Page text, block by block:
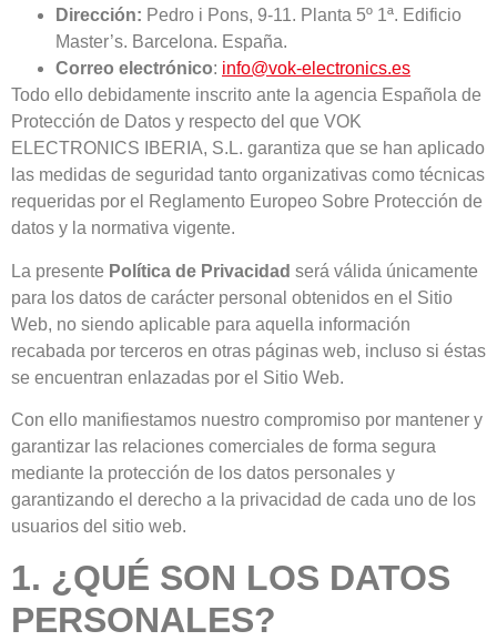
Dirección: Pedro i Pons, 9-11. Planta 5º 1ª. Edificio
Master’s. Barcelona. España.
Correo electrónico: info@vok-electronics.es
Todo ello debidamente inscrito ante la agencia Española de
Protección de Datos y respecto del que VOK
ELECTRONICS IBERIA, S.L. garantiza que se han aplicado
las medidas de seguridad tanto organizativas como técnicas
requeridas por el Reglamento Europeo Sobre Protección de
datos y la normativa vigente.
La presente Política de Privacidad será válida únicamente
para los datos de carácter personal obtenidos en el Sitio
Web, no siendo aplicable para aquella información
recabada por terceros en otras páginas web, incluso si éstas
se encuentran enlazadas por el Sitio Web.
Con ello manifiestamos nuestro compromiso por mantener y
garantizar las relaciones comerciales de forma segura
mediante la protección de los datos personales y
garantizando el derecho a la privacidad de cada uno de los
usuarios del sitio web.
1. ¿QUÉ SON LOS DATOS
PERSONALES?